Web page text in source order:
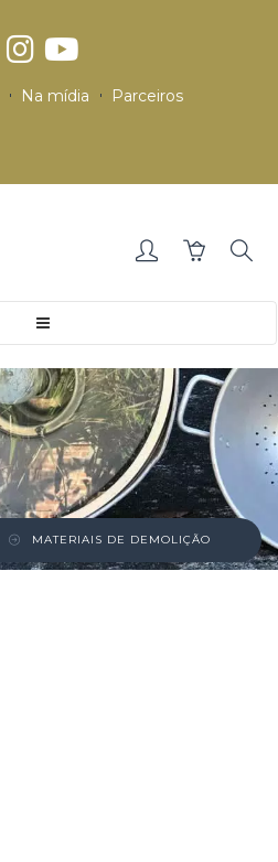
Na mídia Parceiros
MATERIAIS DE DEMOLIÇÃO